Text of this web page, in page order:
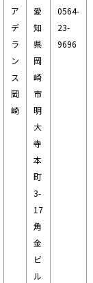
ア
デ
ラ
ン
ス
岡
崎
愛
知
県
岡
崎
市
明
大
寺
本
町
3-
17
角
金
ビ
ル
0564-
23-
9696